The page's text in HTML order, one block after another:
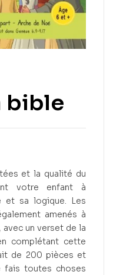
bible
et la qualité du
votre enfant à
et sa logique. Les
amenés à
avec un verset de la
complétant cette
de 200 pièces et
fais toutes choses